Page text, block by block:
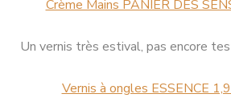
Crème Mains PANIER DES
Un vernis très estival, pas encore
Vernis à ongles ESSENCE